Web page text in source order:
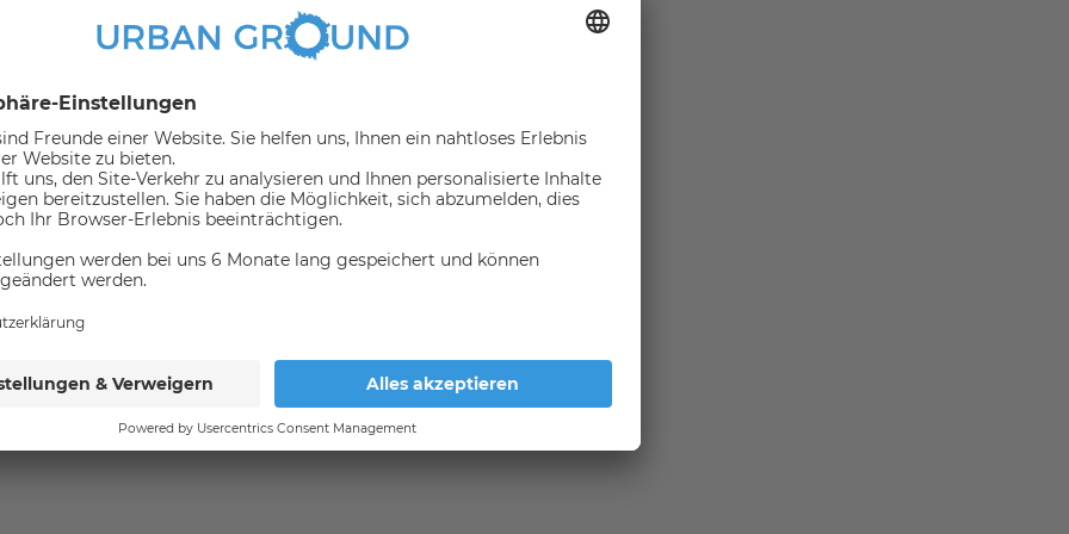
Fabrikanten
Spüle, Geschirrspüler, Kühlschrank und
auf einem Wassergrundstück am Ufer der Spree. Ihr
(in 1000 meter umkreis)
Bus